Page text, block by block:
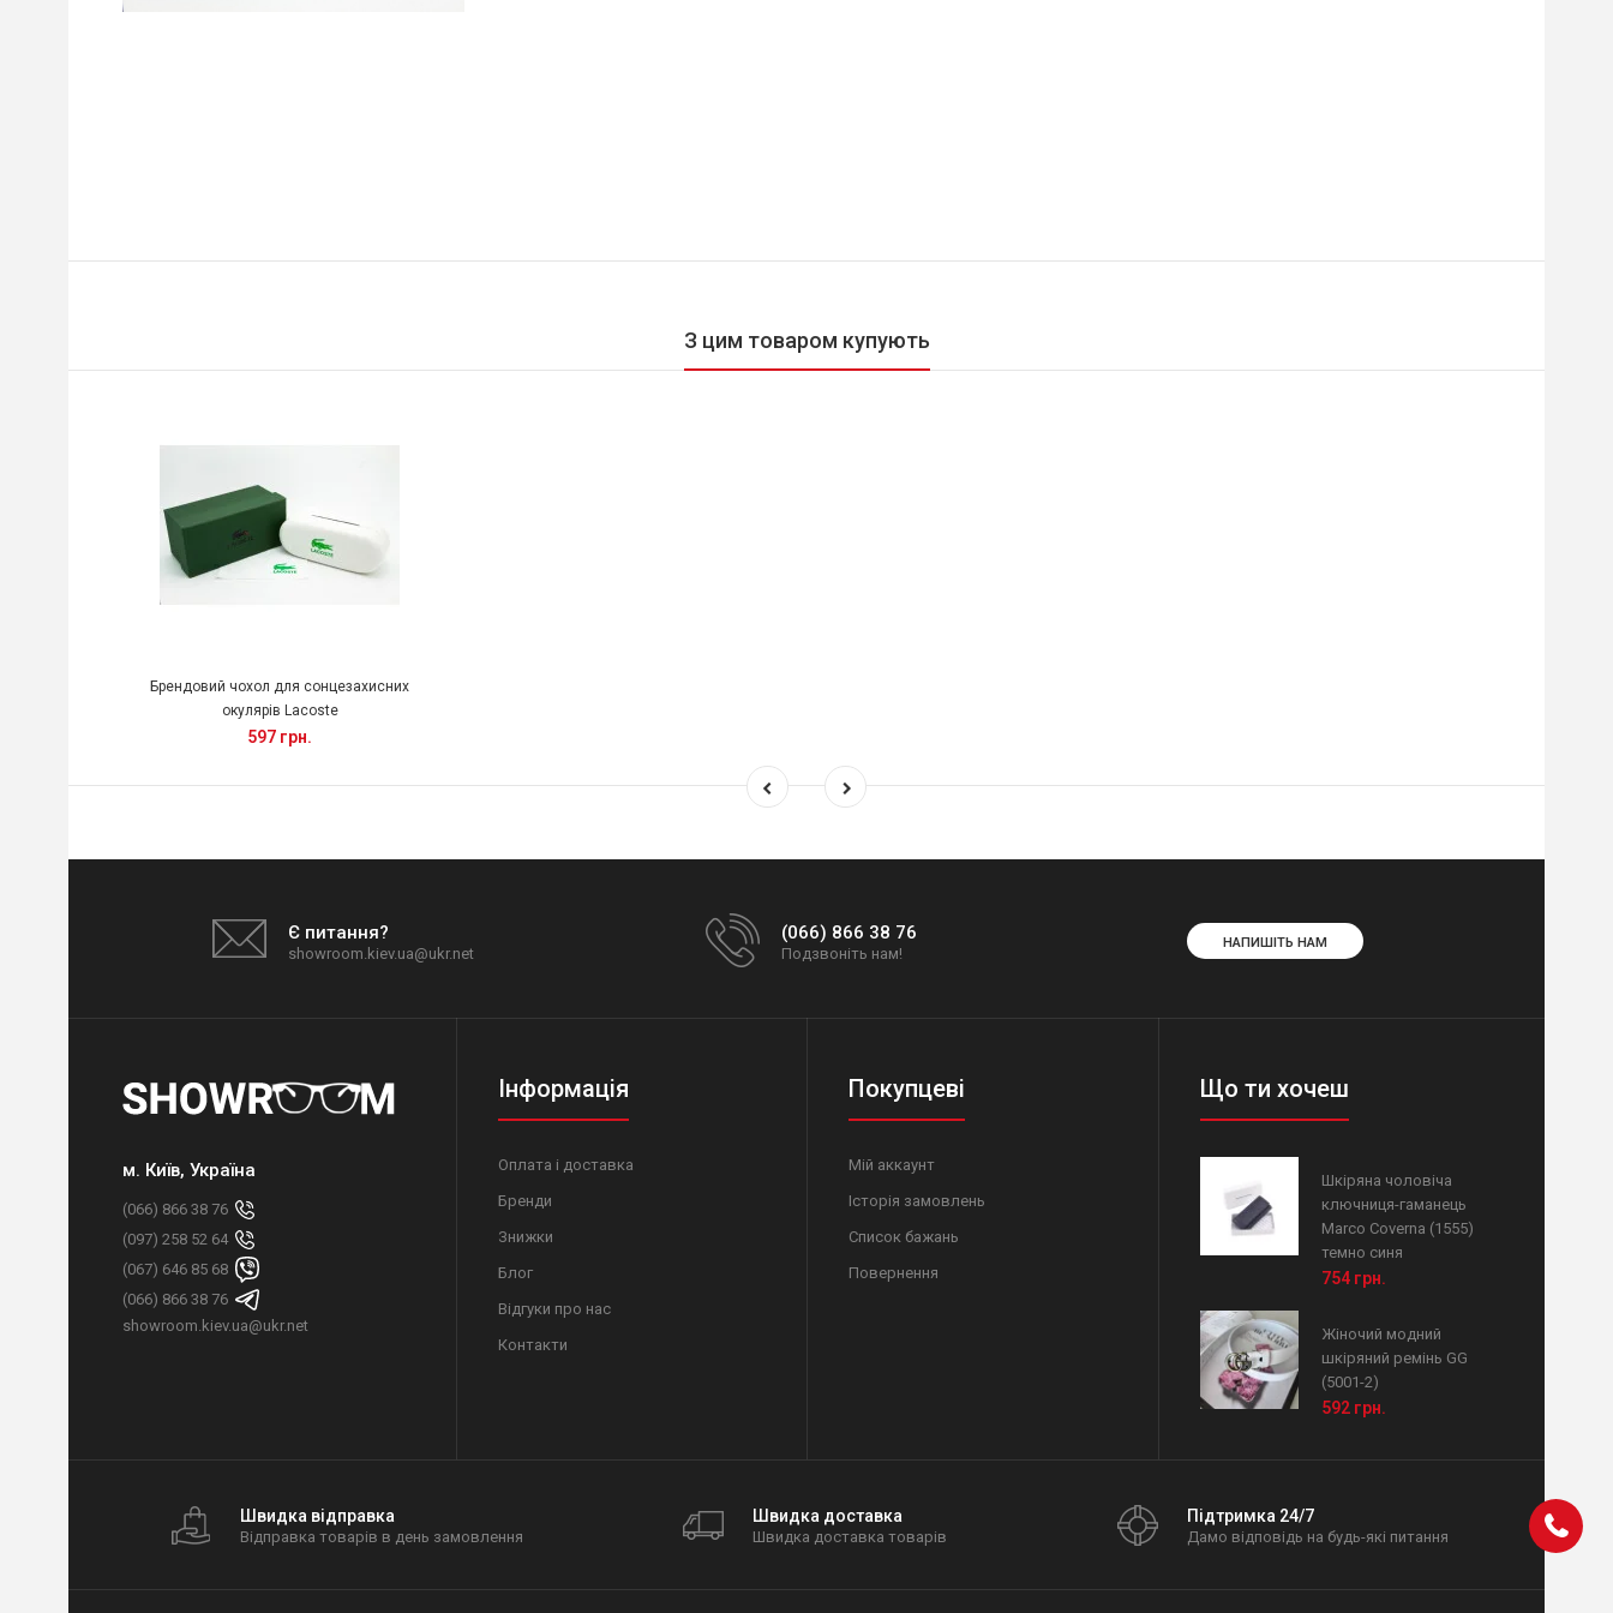
З цим товаром купують
Брендовий чохол для сонцезахисних
окулярів Lacoste
597 грн.
Є питання?
showroom.kiev.ua@ukr.net
(066) 866 38 76
Подзвоніть нам!
НАПИШІТЬ НАМ
м. Київ, Україна
(066) 866 38 76
(097) 258 52 64
(067) 646 85 68
(066) 866 38 76
showroom.kiev.ua@ukr.net
Інформація
Оплата і доставка
Бренди
Знижки
Блог
Відгуки про нас
Контакти
Покупцеві
Мій аккаунт
Історія замовлень
Список бажань
Повернення
Що ти хочеш
Шкіряна чоловіча
ключниця-гаманець
Marco Coverna (1555)
темно синя
754 грн.
Жіночий модний
шкіряний ремінь GG
(5001-2)
592 грн.
Швидка відправка
Відправка товарів в день замовлення
Швидка доставка
Швидка доставка товарів
Підтримка 24/7
Дамо відповідь на будь-які питання